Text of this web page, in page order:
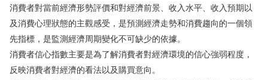
低時延極速交易系統
概述
AM 資產管理服務
ECM 股權資本市場服務
FICC 固定收益、外匯和大宗商品服務
WM 財富管理服務
消費者對當前經濟形勢評價和對經濟前景、收入水平、收入預期以
及消費心理狀態的主觀感受，是預測經濟走勢和消費趨向的一個領
先指標，是監測經濟周期變化不可缺少的依據。
消費者信心指數主要是為了解消費者對經濟環境的信心強弱程度，
反映消費者對經濟的看法以及購買意向。